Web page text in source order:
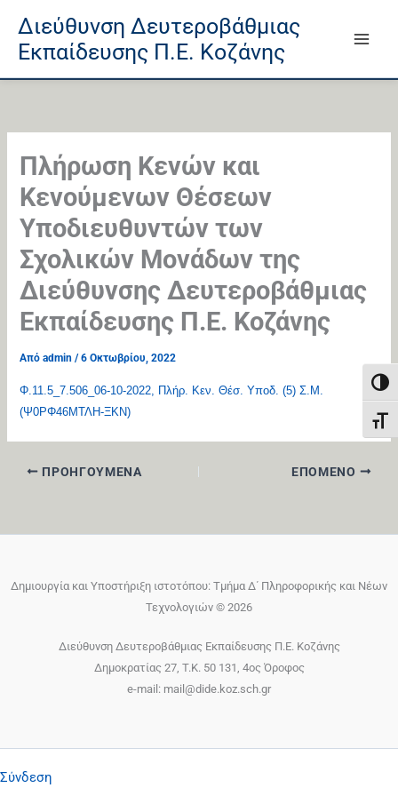
στο
περιεχόμενο
στη
γραμμή
πλοήγησης
στο
περιεχόμενο
Διεύθυνση Δευτεροβάθμιας
Εκπαίδευσης Π.Ε. Κοζάνης
Πλήρωση Κενών και
Κενούμενων Θέσεων
Υποδιευθυντών των
Σχολικών Μονάδων της
Διεύθυνσης Δευτεροβάθμιας
Εκπαίδευσης Π.Ε. Κοζάνης
Απόadmin/6 Οκτωβρίου, 2022
Φ.11.5_7.506_06-10-2022, Πλήρ. Κεν. Θέσ. Υποδ. (5) Σ.Μ.
(Ψ0ΡΦ46ΜΤΛΗ-ΞΚΝ)
ΠΡΟΗΓΟΎΜΕΝΑ ΕΠΌΜΕΝΟ
Δημιουργία και Υποστήριξη ιστοτόπου: Τμήμα Δ΄ Πληροφορικής και Νέων
Τεχνολογιών © 2026
Διεύθυνση Δευτεροβάθμιας Εκπαίδευσης Π.Ε. Κοζάνης
Δημοκρατίας 27, T.K. 50 131, 4ος Όροφος
e-mail: mail@dide.koz.sch.gr
Σύνδεση